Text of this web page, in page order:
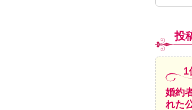
投
1
婚約
れた